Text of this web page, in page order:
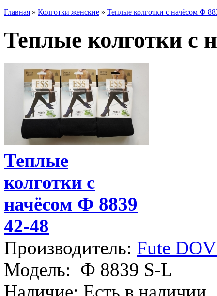
Главная » Колготки женские » Теплые колготки с начёсом Ф
Теплые колготки с
Теплые
колготки с
начёсом Ф 8839
42-48
Производитель: Fute
Модель: Ф 8839 S-L
Наличие: Есть в наличии